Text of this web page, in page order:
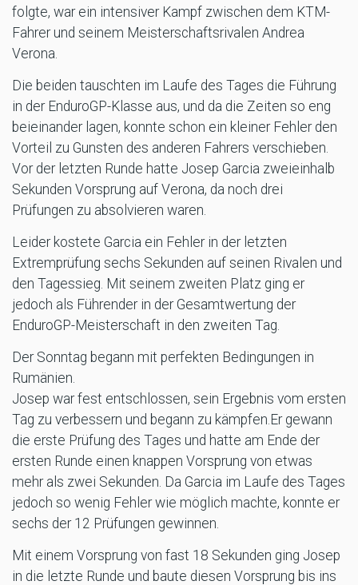
folgte, war ein intensiver Kampf zwischen dem KTM-
Fahrer und seinem Meisterschaftsrivalen Andrea
Verona.
Die beiden tauschten im Laufe des Tages die Führung
in der EnduroGP-Klasse aus, und da die Zeiten so eng
beieinander lagen, konnte schon ein kleiner Fehler den
Vorteil zu Gunsten des anderen Fahrers verschieben.
Vor der letzten Runde hatte Josep Garcia zweieinhalb
Sekunden Vorsprung auf Verona, da noch drei
Prüfungen zu absolvieren waren.
Leider kostete Garcia ein Fehler in der letzten
Extremprüfung sechs Sekunden auf seinen Rivalen und
den Tagessieg. Mit seinem zweiten Platz ging er
jedoch als Führender in der Gesamtwertung der
EnduroGP-Meisterschaft in den zweiten Tag.
Der Sonntag begann mit perfekten Bedingungen in
Rumänien.
Josep war fest entschlossen, sein Ergebnis vom ersten
Tag zu verbessern und begann zu kämpfen.Er gewann
die erste Prüfung des Tages und hatte am Ende der
ersten Runde einen knappen Vorsprung von etwas
mehr als zwei Sekunden. Da Garcia im Laufe des Tages
jedoch so wenig Fehler wie möglich machte, konnte er
sechs der 12 Prüfungen gewinnen.
Mit einem Vorsprung von fast 18 Sekunden ging Josep
in die letzte Runde und baute diesen Vorsprung bis ins